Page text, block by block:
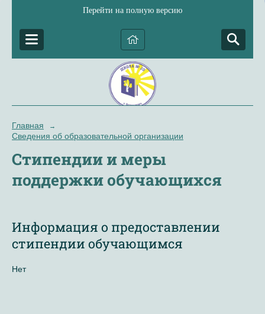
Перейти на полную версию
Главная →
Сведения об образовательной организации
Стипендии и меры
поддержки обучающихся
Информация о предоставлении
стипендии обучающимся
Нет